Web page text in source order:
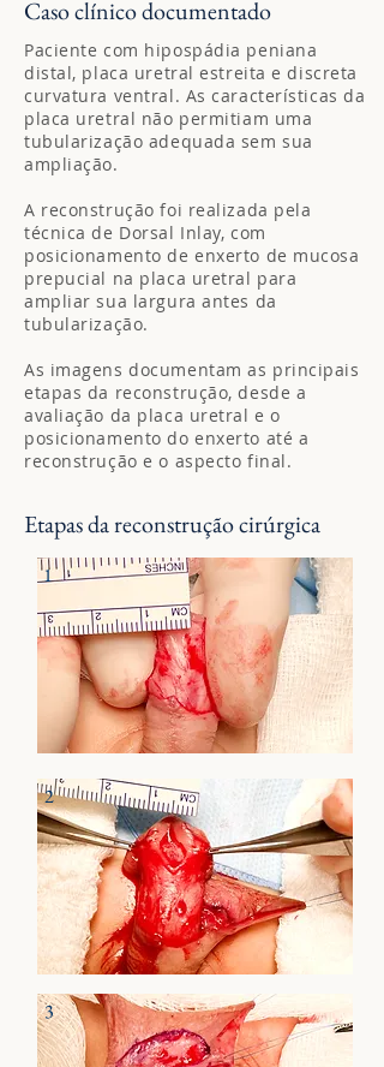
Caso clínico documentado
Paciente com hipospádia peniana
distal, placa uretral estreita e discreta
curvatura ventral. As características da
placa uretral não permitiam uma
tubularização adequada sem sua
ampliação.
A reconstrução foi realizada pela
técnica de Dorsal Inlay, com
posicionamento de enxerto de mucosa
prepucial na placa uretral para
ampliar sua largura antes da
tubularização.
As imagens documentam as principais
etapas da reconstrução, desde a
avaliação da placa uretral e o
posicionamento do enxerto até a
reconstrução e o aspecto final.
Etapas da reconstrução cirúrgica
1
2
3